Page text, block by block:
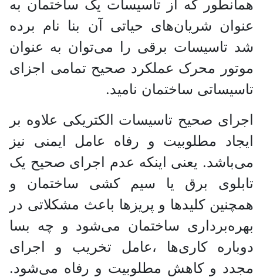
همانطور که از تاسیسات یک ساختمان به
عنوان شریان‌های حیاتی آن بنا نام برده
شد تاسیسات برقی را می‌توان به عنوان
موتور محرک عملکرد صحیح تمامی اجزای
تاسیساتی ساختمان نامید.
اجرای صحیح تاسیسات الکتریکی علاوه بر
ایجاد مطلوبیت و رفاه عامل ایمنی نیز
می‌باشد. یعنی اینکه عدم اجرای صحیح یک
تابلوی برق یا سیم کشی ساختمان و
همچنین کلیدها و پریزها باعث مشکلاتی در
بهره‌برداری ساختمان می‌شود و چه بسا
دوباره کاری‌ها ،عامل تخریب و اجرای
مجدد و کاهش مطلوبیت و رفاه می‌شود.